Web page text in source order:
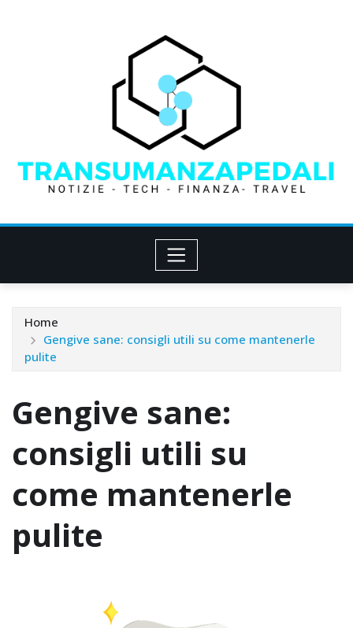
Home
Gengive sane: consigli utili su come mantenerle
pulite
Gengive sane:
consigli utili su
come mantenerle
pulite